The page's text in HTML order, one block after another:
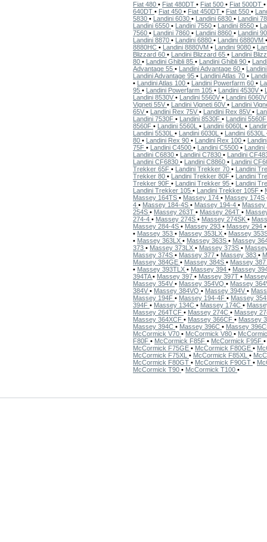
Fiat 480 • Fiat 480DT • Fiat 500 • Fiat 500DT •
640DT • Fiat 450 • Fiat 450DT • Fiat 550 •
5830 • Landini 6030 • Landini 6830 •
Landini
Landini 6550 • Landini 7550 • Landini 8550 •
7560 • Landini 7860 • Landini 8860 •
Landini
Landini 8870 • Landini 6880 • Landini 6880VM
8880HC • Landini 8880VM • Landini 9080 •
Blizzard 60 • Landini Blizzard 65 •
Landini
80 • Landini Ghibli 85 • Landini Ghibli 90 •
Advantage 55 • Landini Advantage 60 •
Landini Advantage 95 • Landini Atlas 70 •
•
Landini Atlas 100 • Landini Powerfarm 60 •
95 • Landini Powerfarm 105 • Landini 4530V •
Landini 8530V • Landini 5560V •
Landini
Vigneti 55V • Landini Vigneti 60V •
Landini
65V • Landini Rex 75V • Landini Rex 85V •
Landini 7530F • Landini 8530F •
Landini
8560F • Landini 5560L • Landini 6060L •
Landini 5530L • Landini 6030L • Landini 6530L
80 • Landini Rex 90 • Landini Rex 100 •
75F • Landini C4500 • Landini C5500 •
Landini C6830 • Landini C7830 •
Landini
Landini CF6830 • Landini C8860 •
Landini
Trekker 65F • Landini Trekker 70 •
Landini
Trekker 80 • Landini Trekker 80F •
Landini
Trekker 90F • Landini Trekker 95 •
Landini
Landini Trekker 105 • Landini Trekker 105F •
Massey 164TS • Massey 174 • Massey 174S
4 • Massey 184-4S • Massey 194-4 •
254S • Massey 263T • Massey 264T •
274-4 • Massey 274S • Massey 274SK •
Massey 284-4S • Massey 293 • Massey 294
• Massey 353 • Massey 353LX • Massey
• Massey 363LX • Massey 363S • Massey
373 • Massey 373LX • Massey 373S •
Massey 374S • Massey 377 • Massey 383 •
Massey 384GE • Massey 384S • Massey 387
• Massey 393TLX • Massey 394 • Massey
394TA• Massey 397 • Massey 397T •
Massey 354V • Massey 354VQ • Massey
384V • Massey 384VQ • Massey 394V •
Massey 194F • Massey 194-4F • Massey
394F • Massey 134C • Massey 174C •
Massey 264TCF • Massey 274C • Massey
Massey 364XCF • Massey 366CF • Massey
Massey 394C • Massey 396C • Massey
McCormick V70 • McCormick V80 •
F80F • McCormick F85F • McCormick F95F •
McCormick F75GE • McCormick F80GE •
McCormick F75XL • McCormick F85XL •
McCormick F80GT • McCormick F90GT •
McCormick T90 • McCormick T100 •